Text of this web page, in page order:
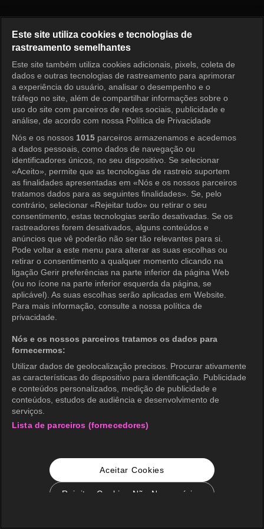
Entrar
Este site utiliza cookies e tecnologias de
rastreamento semelhantes
Este site também utiliza cookies adicionais, pixels, coleta de
dados e outras tecnologias de rastreamento para aprimorar
a experiência do usuário, analisar o desempenho e o
tráfego no site, além de compartilhar informações sobre o
uso do site com parceiros de redes sociais, publicidade e
análise, de acordo com nossa Política de Privacidade
Nós e os nossos 1015 parceiros armazenamos e acedemos
a dados pessoais, como dados de navegação ou
identificadores únicos, no seu dispositivo. Se selecionar
«Aceito», permite que as tecnologias de rastreio suportem
as finalidades apresentadas em «Nós e os nossos parceiros
tratamos dados para as seguintes finalidades». Se, pelo
contrário, selecionar «Rejeitar tudo» ou retirar o seu
consentimento, estas tecnologias serão desativadas. Se os
rastreadores forem desativados, alguns conteúdos e
anúncios que vê poderão não ser tão relevantes para si.
Pode voltar a este menu para alterar as suas escolhas ou
retirar o consentimento a qualquer momento clicando na
ligação Gerir preferências na parte inferior da página Web
(ou no ícone na parte inferior esquerda da página, se
aplicável). As suas escolhas serão aplicadas em Website.
Para mais informação, consulte a nossa política de
privacidade.
Nós e os nossos parceiros tratamos os dados para
fornecermos:
Utilizar dados de geolocalização precisos. Procurar ativamente
as características do dispositivo para identificação. Publicidade
e conteúdos personalizados, medição de publicidade e
conteúdos, estudos de audiência e desenvolvimento de
serviços.
Lista de parceiros (fornecedores)
Aceitar Cookies
Rejeitar Cookies Não Necessários